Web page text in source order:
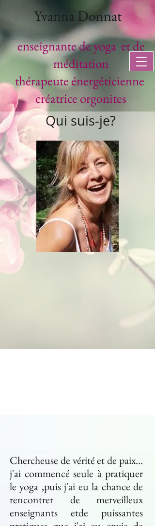
Yvanna Donnat
enseignante de yoga et de
méditation
thérapeuteénergéticienne
créatrice orgonites
Qui suis-je?
Chercheuse de vérité et de paix...
j'ai commencé seule à pratiquer
le yoga ,puis j'ai eu la chance de
rencontrer de merveilleux
enseignants etde puissantes